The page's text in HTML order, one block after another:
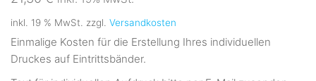
inkl. 19 % MwSt. zzgl. Versandkosten
Einmalige Kosten für die Erstellung Ihres individuellen
Druckes auf Eintrittsbänder.